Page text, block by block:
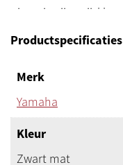
piano in zijn prijsklasse.
Uiteraard kunt u ook
klavier en de
CFX-concertvleugel
Het ontwerp is
net draagbaar.
De Yamaha P-525 B
Productspecificaties
Merk
Yamaha
Kleur
Zwart mat